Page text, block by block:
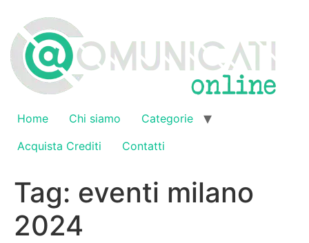
contenuto
Home Chi siamo
Categorie
Acquista Crediti
Contatti
Tag: eventi milano
2024